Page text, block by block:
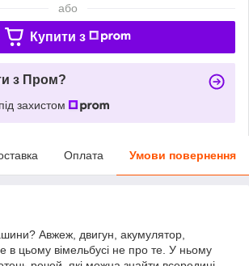
або
Купити з
з Пром?
захистом
Оплата Умови повернення
Авжеж, двигун, акумулятор,
в цьому вімельбусі не про те. У ньому